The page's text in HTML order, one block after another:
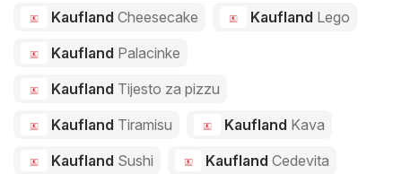
Kaufland Cheesecake Kaufland Lego
Kaufland Palacinke
Kaufland Tijesto za pizzu
Kaufland Tiramisu Kaufland Kava
Kaufland Sushi Kaufland Cedevita